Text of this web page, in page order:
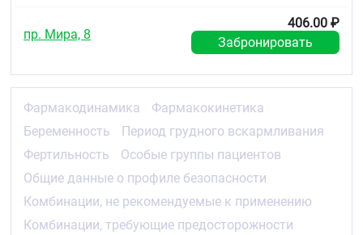
Фармакокинетика
Биодоступность индапамида — 93 %.
Максимальной концентрации в плазме крови
) препарат достигает через 1–2 часа после
перорального приёма однократной дозы 2,5 мг.
Распределение
Около 75 % препарата связывается с белками
плазмы крови. Период полувыведения препарата
составляет 14–24 часа (в среднем 18 часов). При
пр. Мира, 8
406.00 ₽
Забронировать
Фармакодинамика
Фармакокинетика
Беременность
Период грудного вскармливания
Фертильность
Особые группы пациентов
Общие данные о профиле безопасности
Комбинации, не рекомендуемые к применению
Комбинации, требующие предосторожности